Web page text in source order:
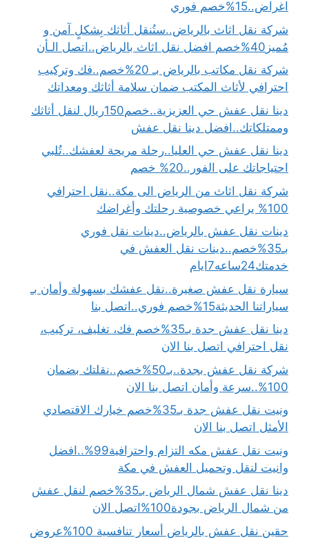
اغراض..15%خصم فوري
شركة نقل اثاث بالرياض..ستُنقل أثاثك بِشكلٍ آمن و
مُميز40%خصم افضل نقل اثاث بالرياض..اتصل الـأن
شركة نقل مكاتب بالرياض بـ 20%خصم..فك وتركيب
احترافي لأثاث المكتب ضمان سلامة أثاثك ومعداتك
دينا نقل عفش حي العزيزية..خصم150ريال لنقل أثاثك
وممتلكاتك..افضل دينا نقل عفش
دينا نقل عفش حي العليا..رحلة مريحة لعفشك..تُلبي
احتياجاتك على الفور..20% خصم
شركة نقل اثاث من الرياض الى مكة..نقل احترافي
100% يراعي خصوصية رحلتك وأغراضك
دينات نقل عفش بالرياض..دينات نقل فوري
بـ35%خصم..دينات نقل العفش في
خدمتك24ساعه7ايام
سيارة نقل عفش صغيرة..نقل عفشك بسهولة وأمان بـ
سياراتنا الحديثة15%خصم فوري..اتصل بنا
دينا نقل عفش جدة بـ35%خصم فك، تغليف، تركيب،
نقل احترافي اتصل بنا الان
شركة نقل عفش بجدة..بـ50%خصم..نقلتك بضمان
100%..سرعة وأمان اتصل بنا الان
ونيت نقل عفش جدة بـ35%خصم خيارك الاقتصادي
الأمثل اتصل بنا الان
ونيت نقل عفش مكه التزام واحترافية99%..افضل
وانيت لنقل وتحميل العفش في مكة
دينا نقل عفش شمال الرياض بـ35%خصم لنقل عفش
من شمال الرياض بجودة100%اتصل الان
حقين نقل عفش بالرياض أسعار تنافسية 100%عروض